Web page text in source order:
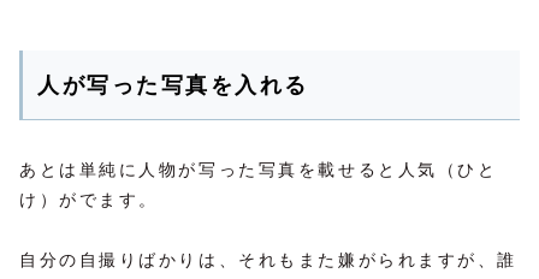
人が写った写真を入れる
あとは単純に人物が写った写真を載せると人気（ひと
け）がでます。
自分の自撮りばかりは、それもまた嫌がられますが、誰